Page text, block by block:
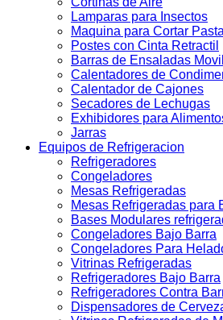
Lamparas para Insectos
Maquina para Cortar Pasta
Postes con Cinta Retractil
Barras de Ensaladas
Calentadores de
Calentador de Cajones
Secadores de Lechugas
Exhibidores para
Jarras
Equipos de Refrigeracion
Refrigeradores
Congeladores
Mesas Refrigeradas
Mesas Refrigeradas para
Bases Modulares
Congeladores Bajo Barra
Congeladores Para
Vitrinas Refrigeradas
Refrigeradores Bajo Barra
Refrigeradores Contra
Dispensadores de